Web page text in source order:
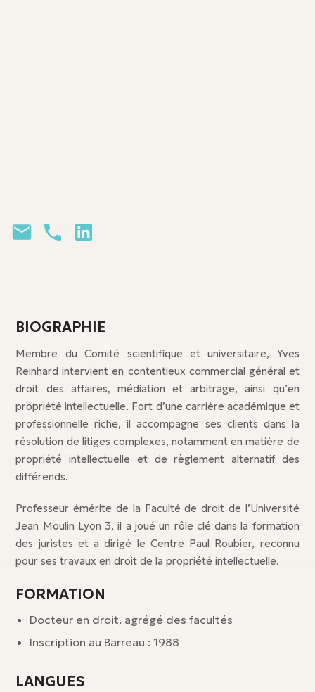
BIOGRAPHIE
Membre du Comité scientifique et universitaire, Yves
Reinhard intervient en contentieux commercial général et
droit des affaires, médiation et arbitrage, ainsi qu’en
propriété intellectuelle. Fort d’une carrière académique et
professionnelle riche, il accompagne ses clients dans la
résolution de litiges complexes, notamment en matière de
propriété intellectuelle et de règlement alternatif des
différends.
Professeur émérite de la Faculté de droit de l’Université
Jean Moulin Lyon 3, il a joué un rôle clé dans la formation
des juristes et a dirigé le Centre Paul Roubier, reconnu
pour ses travaux en droit de la propriété intellectuelle.
FORMATION
Docteur en droit, agrégé des facultés
Inscription au Barreau : 1988
LANGUES